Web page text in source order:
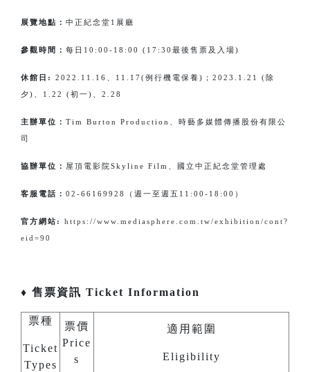
展覽地點： 中正紀念堂1展廳
參觀時間： 每日10:00-18:00 (17:30最後售票及入場)
休館日:
2022.11.16、11.17(例行機電保養)；2023.1.21 (除
夕)、1.22 (初一)、2.28
主辦單位： Tim Burton Production、時藝多媒體傳播股份有限公
司
協辦單位： 屋頂電影院Skyline Film、國立中正紀念堂管理處
客服電話： 02-66169928（週一至週五11:00-18:00）
官方網站: https://www.mediasphere.com.tw/exhibition/cont?
eid=90
♦ 售票資訊 Ticket Information
票種
Ticket
Types
票價
Price
s
適用範圍
Eligibility